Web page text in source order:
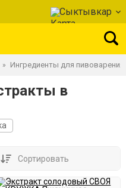
Сыктывкар
» Ингредиенты для пивоварения
в
Сортировать